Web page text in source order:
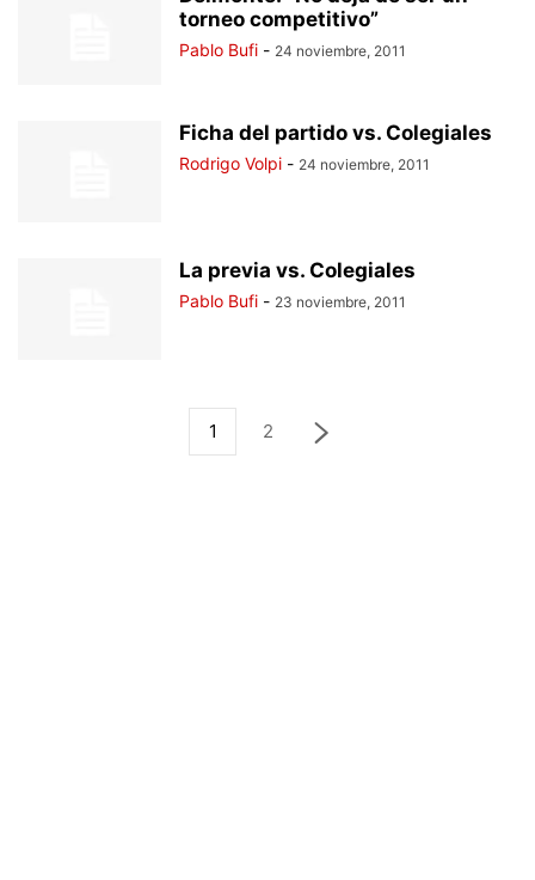
torneo competitivo”
Pablo Bufi - 24 noviembre, 2011
Ficha del partido vs. Colegiales
Rodrigo Volpi - 24 noviembre, 2011
La previa vs. Colegiales
Pablo Bufi - 23 noviembre, 2011
1 2